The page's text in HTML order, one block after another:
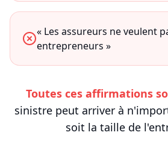
« Les assureurs ne veulent
entrepreneurs »
Toutes ces affirmations
sinistre peut arriver à
soit la taille de